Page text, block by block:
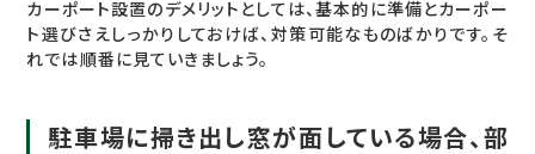
カーポート設置のデメリットとしては、基本的に準備とカーポー
ト選びさえしっかりしておけば、対策可能なものばかりです。そ
れでは順番に見ていきましょう。
駐車場に掃き出し窓が面している場合、部